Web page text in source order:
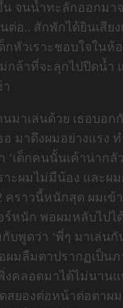
น จนน้ำทะลักออกมา
อ.. สักพักได้ยินเสีย
หัวเราะชอบใจในห้อ
กล้าที่จะลุกไปปิดน้ำ
มาเล่นด้วย เธอบอก
อ มาดึงผมอย่างแรง ท
‘เด็กคนนั้นเค้าน่ากลั
ราะผมไม่มีน้อง และ
ราวนี้หนักสุด ผมเข้
ร์หนัก พอผมหลับไปไ
บพูดว่า ‘พี่ๆ มาเล่นกั
ผมลืมตาปรากฏเป็น
พิ่งคลอดมาได้ไม่นาน
สยองต่อหน้าต่อตาผ